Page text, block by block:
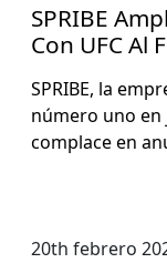
SPRIBE
Con UFC Al
SPRIBE, la
número uno en
com­place en
20th febrero